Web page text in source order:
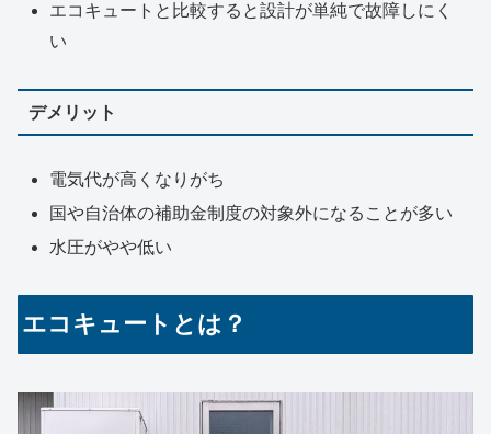
エコキュートと比較すると設計が単純で故障しにく
い
デメリット
電気代が高くなりがち
国や自治体の補助金制度の対象外になることが多い
水圧がやや低い
エコキュートとは？